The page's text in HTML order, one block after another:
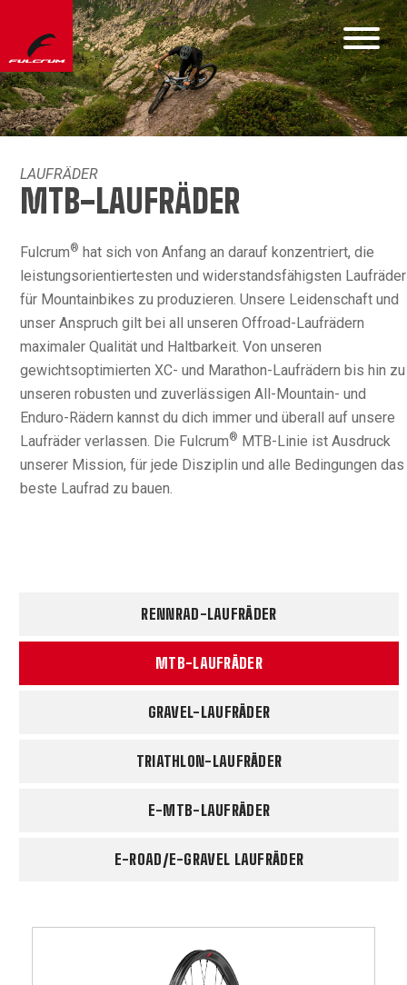
LAUFRÄDER
MTB-LAUFRÄDER
Fulcrum® hat sich von Anfang an darauf konzentriert, die
leistungsorientiertesten und widerstandsfähigsten Laufräder
für Mountainbikes zu produzieren. Unsere Leidenschaft und
unser Anspruch gilt bei all unseren Offroad-Laufrädern
maximaler Qualität und Haltbarkeit. Von unseren
gewichtsoptimierten XC- und Marathon-Laufrädern bis hin zu
unseren robusten und zuverlässigen All-Mountain- und
Enduro-Rädern kannst du dich immer und überall auf unsere
Laufräder verlassen. Die Fulcrum® MTB-Linie ist Ausdruck
unserer Mission, für jede Disziplin und alle Bedingungen das
beste Laufrad zu bauen.
RENNRAD-LAUFRÄDER
MTB-LAUFRÄDER
GRAVEL-LAUFRÄDER
TRIATHLON-LAUFRÄDER
E-MTB-LAUFRÄDER
E-ROAD/E-GRAVEL LAUFRÄDER